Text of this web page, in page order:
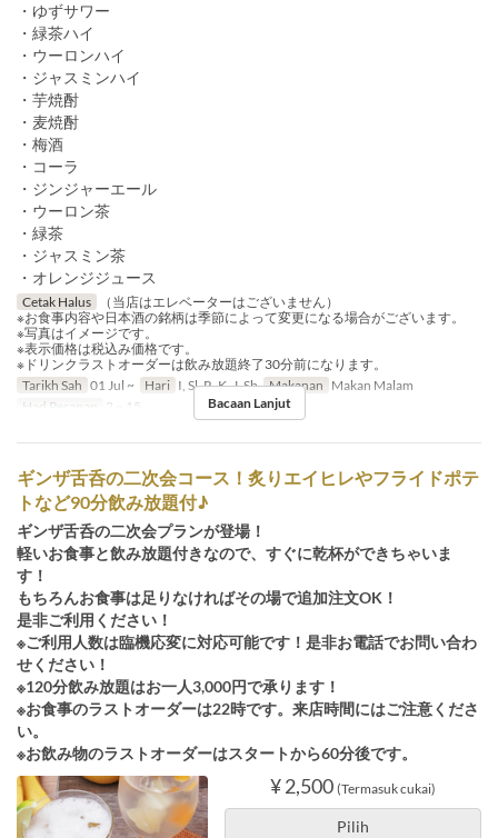
・ゆずサワー
・緑茶ハイ
・ウーロンハイ
・ジャスミンハイ
・芋焼酎
・麦焼酎
・梅酒
・コーラ
・ジンジャーエール
・ウーロン茶
・緑茶
・ジャスミン茶
・オレンジジュース
Cetak Halus
（当店はエレベーターはございません）
※お食事内容や日本酒の銘柄は季節によって変更になる場合がございます。
※写真はイメージです。
※表示価格は税込み価格です。
※ドリンクラストオーダーは飲み放題終了30分前になります。
Tarikh Sah 01 Jul ~ Hari I, Sl, R, K, J, Sb Makanan Makan Malam
Had Pesanan
2 ~ 15 Bacaan Lanjut
ギンザ舌呑の二次会コース！炙りエイヒレやフライドポテ
トなど90分飲み放題付♪
ギンザ舌呑の二次会プランが登場！
軽いお食事と飲み放題付きなので、すぐに乾杯ができちゃいま
す！
もちろんお食事は足りなければその場で追加注文OK！
是非ご利用ください！
※ご利用人数は臨機応変に対応可能です！是非お電話でお問い合わ
せください！
※120分飲み放題はお一人3,000円で承ります！
※お食事のラストオーダーは22時です。来店時間にはご注意くださ
い。
※お飲み物のラストオーダーはスタートから60分後です。
¥ 2,500 (Termasuk cukai)
Pilih